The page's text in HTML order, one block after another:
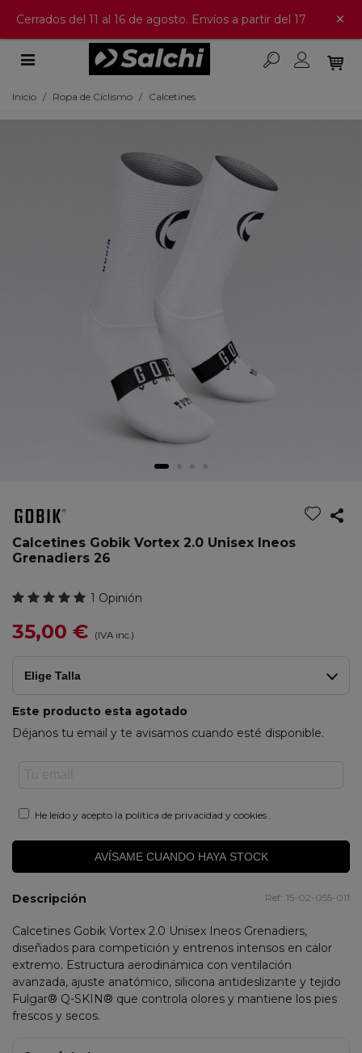
Cerrados del 11 al 16 de agosto. Envíos a partir del 17 ×
Inicio / Ropa de Ciclismo / Calcetines
Calcetines Gobik Vortex 2.0 Unisex Ineos
Grenadiers 26
1 Opinión
35,00 € (IVA inc.)
Elige Talla
Este producto esta agotado
Déjanos tu email y te avisamos cuando esté disponible.
He leído y acepto la política de privacidad y cookies .
AVÍSAME CUANDO HAYA STOCK
Descripción Ref: 15-02-055-011
Calcetines Gobik Vortex 2.0 Unisex Ineos Grenadiers,
diseñados para competición y entrenos intensos en calor
extremo. Estructura aerodinámica con ventilación
avanzada, ajuste anatómico, silicona antideslizante y tejido
Fulgar® Q-SKIN® que controla olores y mantiene los pies
frescos y secos.